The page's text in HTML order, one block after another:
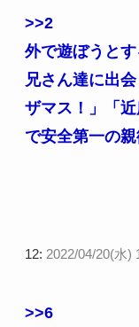
>>2
外で遊ぼうと
兄さん達に出
ザマス！」「
で安全第一の
12: 2022/04/20(水)
>>6